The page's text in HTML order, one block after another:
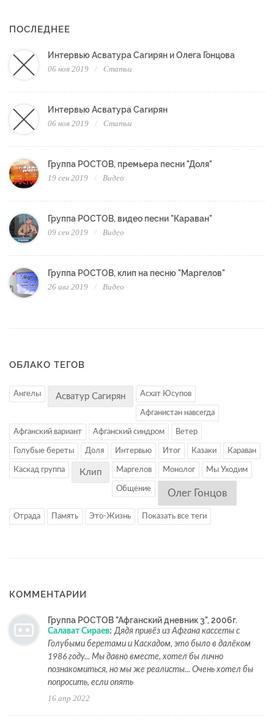
ПОСЛЕДНЕЕ
Интервью Асватура Сагирян и Олега Гонцова
06 ноя 2019 Статьи
Интервью Асватура Сагирян
06 ноя 2019 Статьи
Группа РОСТОВ, премьера песни "Доля"
19 сен 2019 Видео
Группа РОСТОВ, видео песни "Караван"
09 сен 2019 Видео
Группа РОСТОВ, клип на песню "Маргелов"
26 авг 2019 Видео
ОБЛАКО ТЕГОВ
Ангелы Асватур Сагирян Асхат Юсупов
Афганистан навсегда
Афганский вариант Афганский синдром Ветер
Голубые береты Доля Интервью Итог Казаки Караван
Каскад группа Клип Маргелов Монолог Мы Уходим
Общение Олег Гонцов
Отрада Память Это-Жизнь Показать все теги
КОММЕНТАРИИ
Группа РОСТОВ "Афганский дневник 3", 2006г.
Салават Сираев: Дядя привёз из Афгана кассеты с
Голубыми беретами и Каскадом, это было в далёком
1986 году... Мы давно вместе, хотел бы лично
познакомиться, но мы же реалисты... Очень хотел бы
попросить, если опять
16 апр 2022